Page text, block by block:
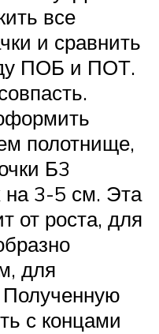
все
и сравнить
ПОБ и ПОТ.
полотнище,
Б3
на 3-5 см. Эта
от роста, для
для
с концами